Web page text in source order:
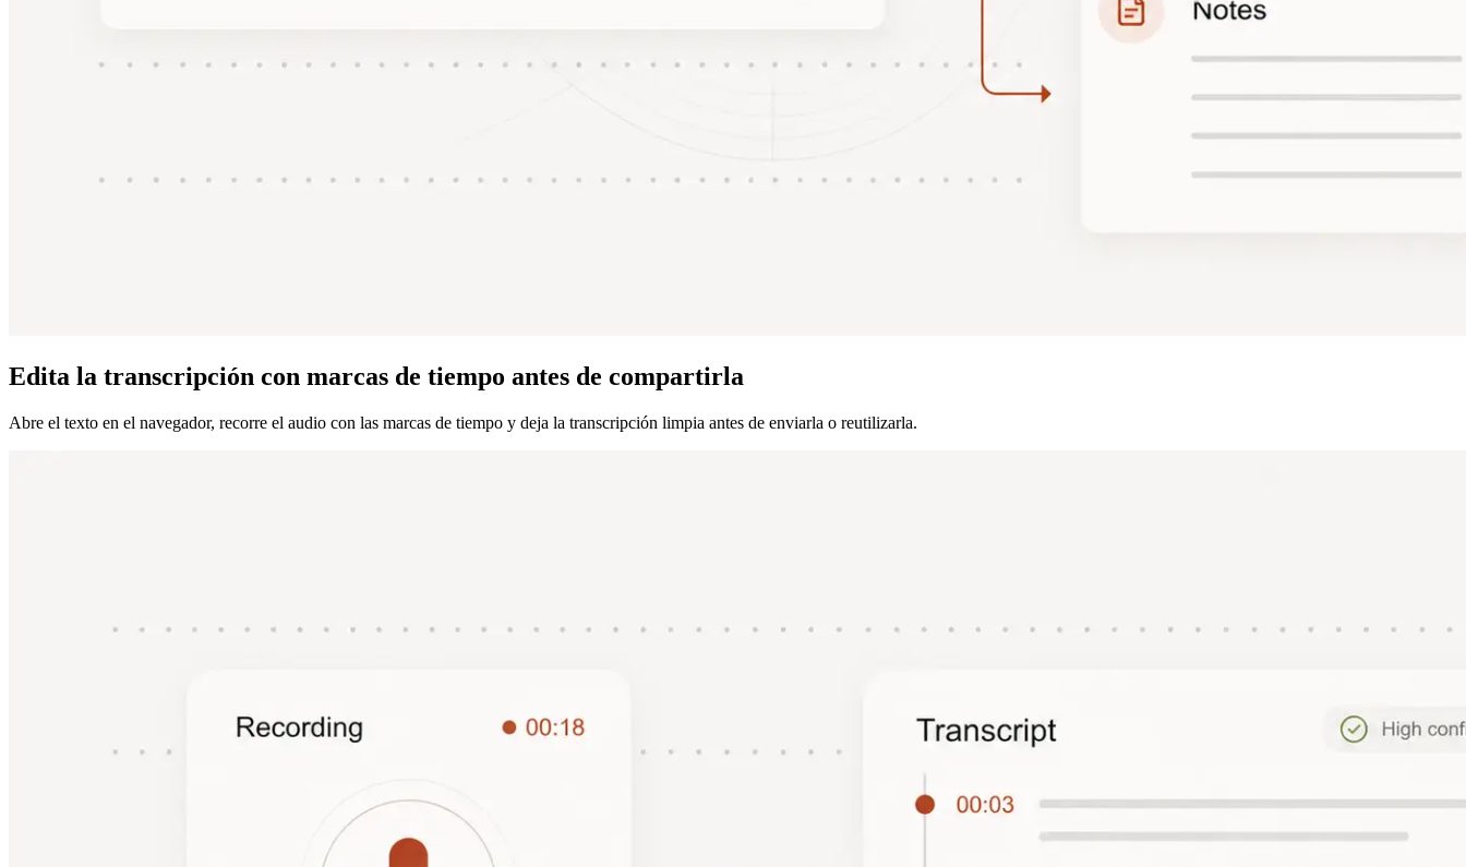
Edita la transcripción con marcas de tiempo antes de compartirla
Abre el texto en el navegador, recorre el audio con las marcas de tiempo y deja la transcripción limpia antes de enviarla o reutilizarla.